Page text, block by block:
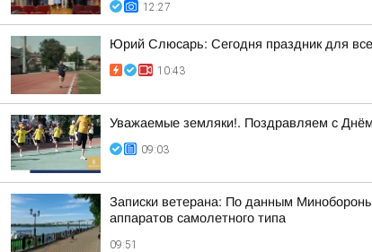
12:27
Юрий Слюсарь: Сегодня праздник для
10:43
Уважаемые земляки!. Поздравляем с
09:03
Записки ветерана: По данным
аппаратов самолетного типа
09:51